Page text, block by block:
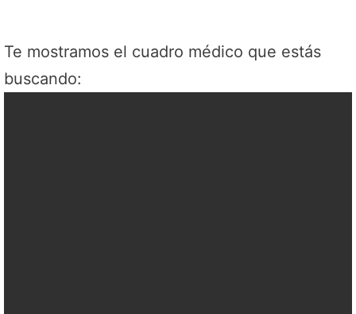
Te mostramos el cuadro médico que estás
buscando: